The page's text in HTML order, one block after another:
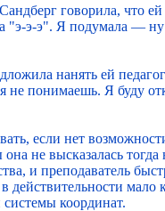
говорила, что ей
э-э". Я подумала —
нанять ей
понимаешь. Я буду
если нет
не высказалась
и преподаватель
мало
координат.